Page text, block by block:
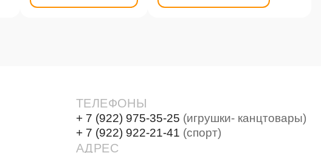
ТЕЛЕФОНЫ
+ 7 (922) 975-35-25 (игрушки- канцтовары)
+ 7 (922) 922-21-41 (спорт)
АДРЕС